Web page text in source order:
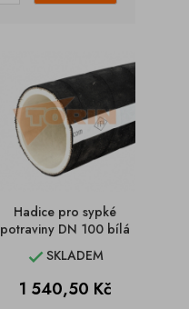
Hadice pro sypké
potraviny DN 100 bílá
SKLADEM
Cena
1 540,50 Kč